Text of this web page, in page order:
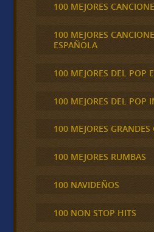
100 MEJORES
100 MEJORES
ESPAÑOLA
100 MEJORES DEL POP
100 MEJORES DEL POP
100 MEJORES GRANDES
100 MEJORES RUMBAS
100 NAVIDEÑOS
100 NON STOP HITS